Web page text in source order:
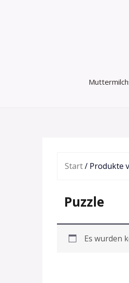
Start/ Produkte
Puzzle
Es wurden